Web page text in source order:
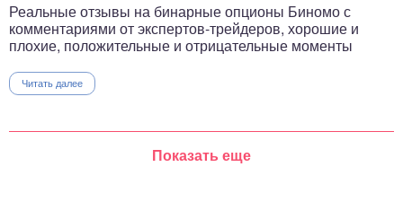
Реальные отзывы на бинарные опционы Биномо с
комментариями от экспертов-трейдеров, хорошие и
плохие, положительные и отрицательные моменты
Читать далее
Показать еще